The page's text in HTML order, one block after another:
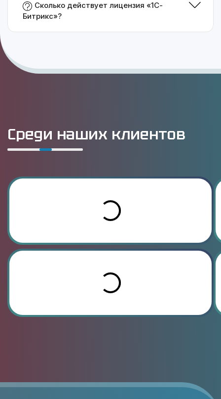
Сколько действует лицензия «1С-
Битрикс»?
Среди наших клиентов